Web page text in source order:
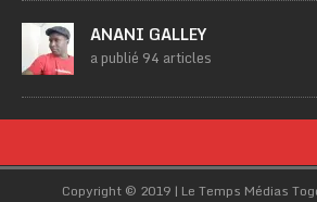
ANANI GALLEY
a publié 94 articles
Copyright © 2019 | Le Temps Médias